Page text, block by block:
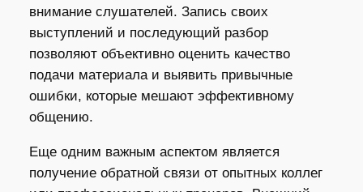
внимание слушателей. Запись своих
выступлений и последующий разбор
позволяют объективно оценить качество
подачи материала и выявить привычные
ошибки, которые мешают эффективному
общению.
Еще одним важным аспектом является
получение обратной связи от опытных коллег